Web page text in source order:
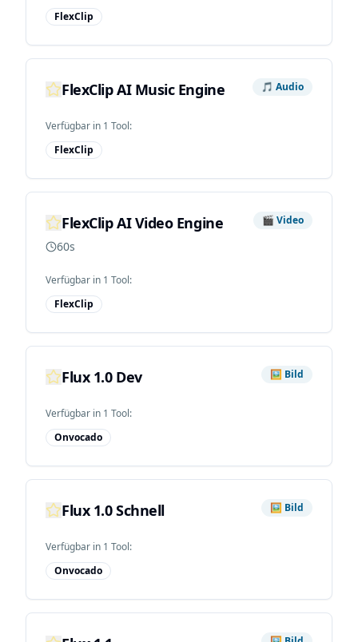
FlexClip
FlexClip AI Music Engine 🎵 Audio
Verfügbar in 1 Tool:
FlexClip
FlexClip AI Video Engine 🎬 Video
60s
Verfügbar in 1 Tool:
FlexClip
Flux 1.0 Dev 🖼️ Bild
Verfügbar in 1 Tool:
Onvocado
Flux 1.0 Schnell 🖼️ Bild
Verfügbar in 1 Tool:
Onvocado